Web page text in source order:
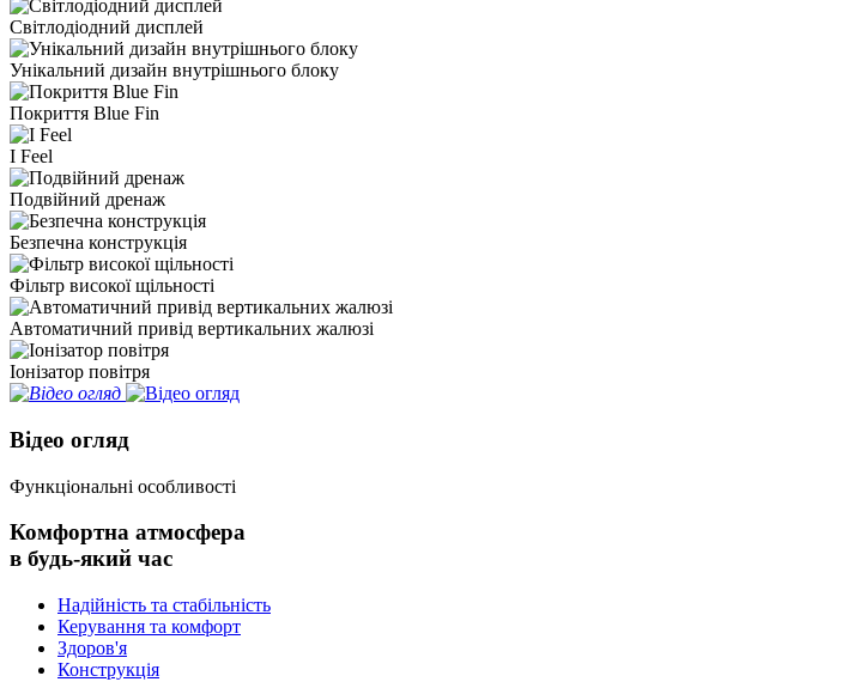
Світлодіодний дисплей
Унікальний дизайн внутрішнього блоку
Покриття Blue Fin
I Feel
Подвійний дренаж
Безпечна конструкція
Фільтр високої щільності
Автоматичний привід вертикальних жалюзі
Іонізатор повітря
Відео огляд
Функціональні особливості
Комфортна атмосфера
в будь-який час
Надійність та стабільність
Керування та комфорт
Здоров'я
Конструкція